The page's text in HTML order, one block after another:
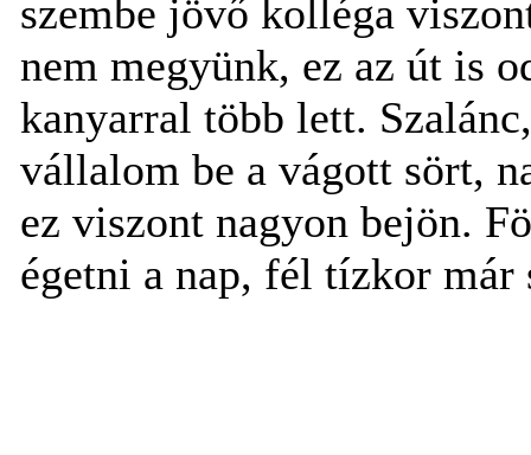
szembe jövő kolléga
nem megyünk, ez az út is
kanyarral több lett.
vállalom be a vágott sört,
ez viszont nagyon bejön.
égetni a nap, fél tízkor már